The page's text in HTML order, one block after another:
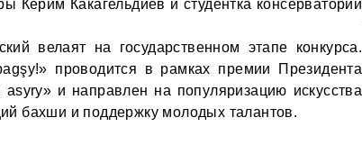
Керим Какагельдиев и студентка консерватории
велаят на государственном этапе конкурса.
проводится в рамках премии Президента
и направлен на популяризацию искусства
бахши и поддержку молодых талантов.